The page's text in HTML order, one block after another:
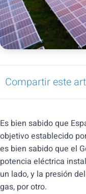
Compartir este
Es bien sabido que
objetivo establecido
es bien sabido que el
potencia eléctrica
un lado, y la presión
gas, por otro.